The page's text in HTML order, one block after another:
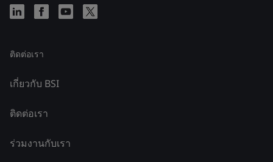
ติดต่อเรา
เกี่ยวกับ BSI
ติดต่อเรา
ร่วมงานกับเรา